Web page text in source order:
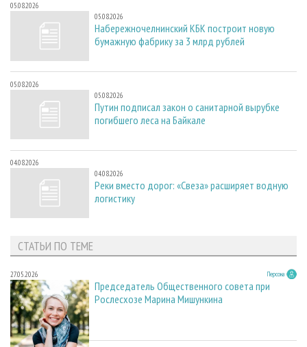
05.08.2026
05.08.2026
Набережночелнинский КБК построит новую
бумажную фабрику за 3 млрд рублей
05.08.2026
05.08.2026
Путин подписал закон о санитарной вырубке
погибшего леса на Байкале
04.08.2026
04.08.2026
Реки вместо дорог: «Свеза» расширяет водную
логистику
СТАТЬИ ПО ТЕМЕ
27.05.2026 Персона
Председатель Общественного совета при
Рослесхозе Марина Мишункина